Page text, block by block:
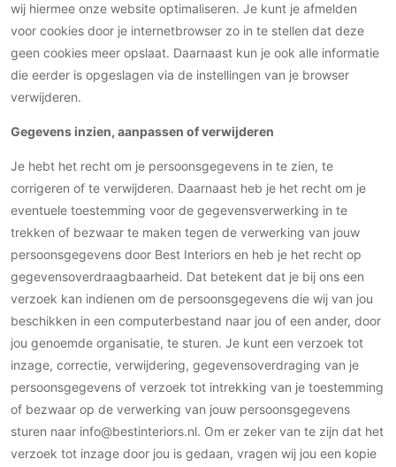
wij hiermee onze website optimaliseren. Je kunt je afmelden
voor cookies door je internetbrowser zo in te stellen dat deze
geen cookies meer opslaat. Daarnaast kun je ook alle informatie
die eerder is opgeslagen via de instellingen van je browser
verwijderen.
Gegevens inzien, aanpassen of verwijderen
Je hebt het recht om je persoonsgegevens in te zien, te
corrigeren of te verwijderen. Daarnaast heb je het recht om je
eventuele toestemming voor de gegevensverwerking in te
trekken of bezwaar te maken tegen de verwerking van jouw
persoonsgegevens door Best Interiors en heb je het recht op
gegevensoverdraagbaarheid. Dat betekent dat je bij ons een
verzoek kan indienen om de persoonsgegevens die wij van jou
beschikken in een computerbestand naar jou of een ander, door
jou genoemde organisatie, te sturen. Je kunt een verzoek tot
inzage, correctie, verwijdering, gegevensoverdraging van je
persoonsgegevens of verzoek tot intrekking van je toestemming
of bezwaar op de verwerking van jouw persoonsgegevens
sturen naar info@bestinteriors.nl. Om er zeker van te zijn dat het
verzoek tot inzage door jou is gedaan, vragen wij jou een kopie